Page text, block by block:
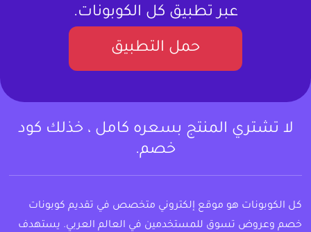
عبر تطبيق كل الكوبونات.
حمل التطبيق
لا تشتري المنتج بسعره كامل ، خذلك كود
خصم.
كل الكوبونات هو موقع إلكتروني متخصص في تقديم كوبونات
خصم وعروض تسوق للمستخدمين في العالم العربي. يستهدف